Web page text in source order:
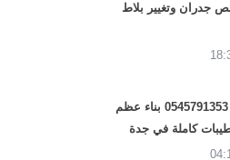
جدران وتغيير بلاط
مقاول ترميم جدة 0545791353 بناء عظم
كاملة في جدة